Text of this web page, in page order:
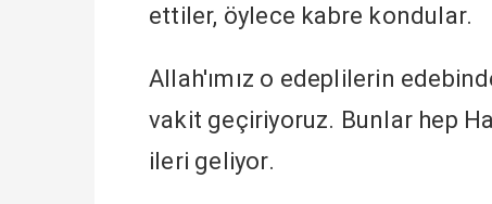
ettiler, öylece kabre kondular.
Allah'ımız o edeplilerin
vakit geçiriyoruz. Bunlar hep
ileri geliyor.